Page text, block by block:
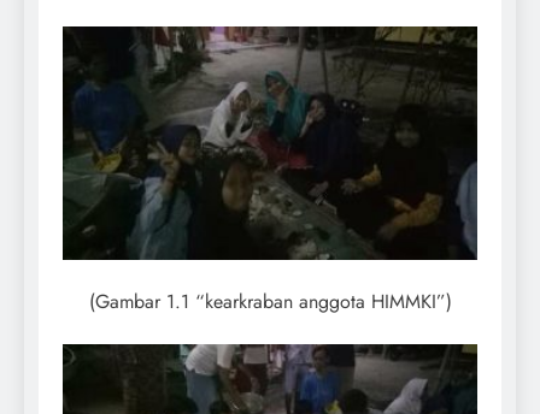
(Gambar 1.1 “kearkraban anggota HIMMKI”)